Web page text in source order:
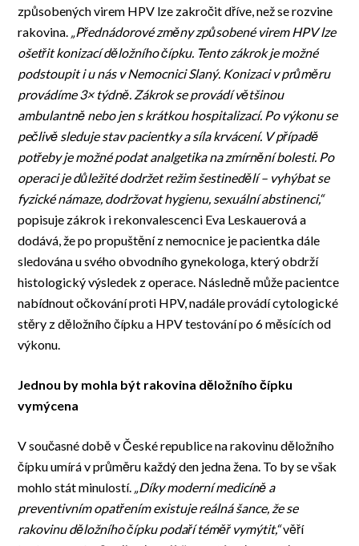
způsobených virem HPV lze zakročit dříve, než se rozvine
rakovina. „Přednádorové změny způsobené virem HPV lze
ošetřit konizací děložního čípku. Tento zákrok je možné
podstoupit i u nás v Nemocnici Slaný. Konizaci v průměru
provádíme 3× týdně. Zákrok se provádí většinou
ambulantně nebo jen s krátkou hospitalizací. Po výkonu se
pečlivě sleduje stav pacientky a síla krvácení. V případě
potřeby je možné podat analgetika na zmírnění bolesti. Po
operaci je důležité dodržet režim šestinedělí – vyhýbat se
fyzické námaze, dodržovat hygienu, sexuální abstinenci,“
popisuje zákrok i rekonvalescenci Eva Leskauerová a
dodává, že po propuštění z nemocnice je pacientka dále
sledována u svého obvodního gynekologa, který obdrží
histologický výsledek z operace. Následně může pacientce
nabídnout očkování proti HPV, nadále provádí cytologické
stěry z děložního čípku a HPV testování po 6 měsících od
výkonu.
Jednou by mohla být rakovina děložního čípku
vymýcena
V současné době v České republice na rakovinu děložního
čípku umírá v průměru každý den jedna žena. To by se však
mohlo stát minulostí. „Díky moderní medicíně a
preventivním opatřením existuje reálná šance, že se
rakovinu děložního čípku podaří téměř vymýtit,“věří